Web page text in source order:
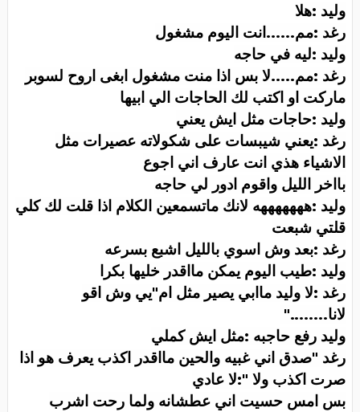
وليد :هلا
رغد :مم......انت اليوم مشغول
وليد :ليه في حاجه
رغد :مم.....لا بس اذا منت مشغول ابغى اروح لسوبر
ماركت او اكتب لك الحاجات الي ابيها
وليد :حاجات مثل ايش يعني
رغد :يعني شيبسات على شكولاته عصيرات مثل
الاشياء هذي انت عارف اني اجوع
بااخر الليل واقوم ادور لي حاجه
وليد :هههههههه لانك ماتسمعين الكلام اذا قلت لك كلي
قلتي شبعت
رغد :بعد وش اسوي بالليل اشبع بسرعه
وليد :طيب اليوم يمكن مااقدر خليها بكرا
رغد :لا وليد ماابي يصير مثل ام"يي وش اقو
لانا"........
وليد رفع حاجبه :مثل ايش كملي
رغد "صدق اني غبيه والحين مااقدر اكذب يعرف هو اذا
صرت اكذب ولا ":لا عادي
بس امس حسيت اني عطشانه ولما رحت اشرب